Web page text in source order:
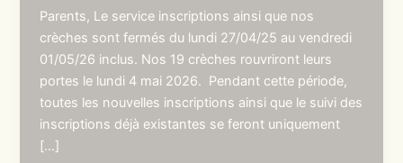
Parents, Le service inscriptions ainsi que nos
crèches sont fermés du lundi 27/04/25 au vendredi
01/05/26 inclus. Nos 19 crèches rouvriront leurs
portes le lundi 4 mai 2026. Pendant cette période,
toutes les nouvelles inscriptions ainsi que le suivi des
inscriptions déjà existantes se feront uniquement
[…]